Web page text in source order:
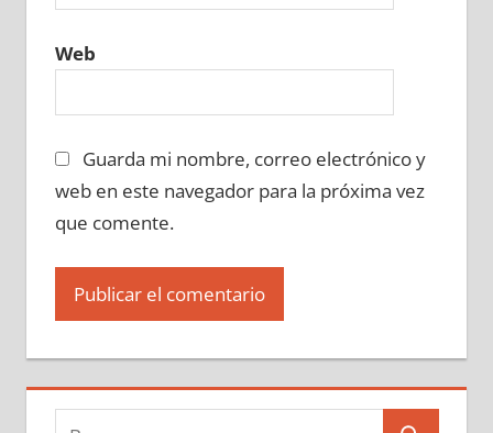
Web
Guarda mi nombre, correo electrónico y
web en este navegador para la próxima vez
que comente.